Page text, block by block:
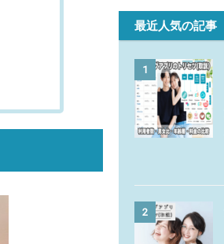
最近人気の記事
1
2